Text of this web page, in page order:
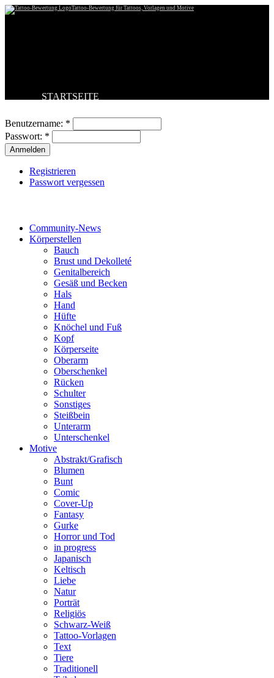
Tattoo-Bewertung für Tattoos, Vorlagen und Motive
STARTSEITE
BESTE TATTOOS
NEUESTE TATTOOS
KOMMENTARE
FORUM
Benutzername: *
Passwort: *
Registrieren
Passwort vergessen
Community-News
Körperstellen
Bauch
Brust und Dekolleté
Genitalbereich
Gesäß und Becken
Hals
Hand
Hüfte
Knöchel und Fuß
Kopf
Körperseite
Oberarm
Oberschenkel
Rücken
Schulter
Sonstiges
Steißbein
Unterarm
Unterschenkel
Motive
Abstrakt/Grafisch
Blumen
Bunt
Comic
Cover-Up
Fantasy
Gurke
Horror und Tod
in progress
Japanisch
Keltisch
Liebe
Natur
Porträt
Religiös
Schwarz-Weiß
Tattoo-Vorlagen
Text
Tiere
Traditionell